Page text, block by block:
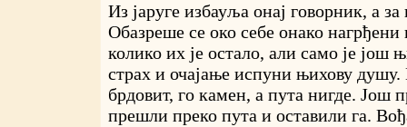
Из јаруге избауља онај говорник, а
Обазреше се око себе онако нагрђени
колико их је остало, али само је још
страх и очајање испуни њихову душу.
брдовит, го камен, а пута нигде. Још
прешли преко пута и оставили га.